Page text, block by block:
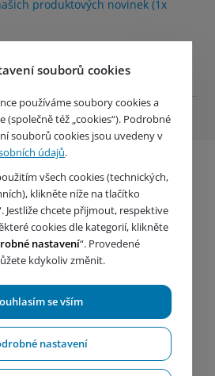
produktových novinek (1x
odkazy
Produkty
souborů cookies
používáme soubory cookies a
(společně též „cookies“). Podrobné
souborů cookies jsou uvedeny v
údajů.
všech cookies (technických,
klikněte níže na tlačítko
Jestliže chcete přijmout, respektive
cookies dle kategorií, klikněte
nastavení“. Provedené
kdykoliv změnit.
se vším
nastavení